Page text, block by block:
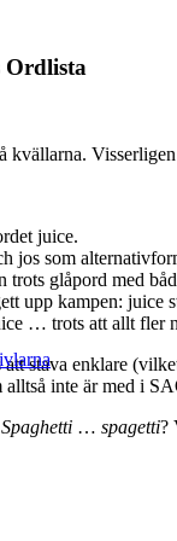
Ordlista
juice.
jos som
glåpord med
upp kampen: juice
… trots att allt fler
stava enklare
alltså inte är med i
Spaghetti … spagetti?